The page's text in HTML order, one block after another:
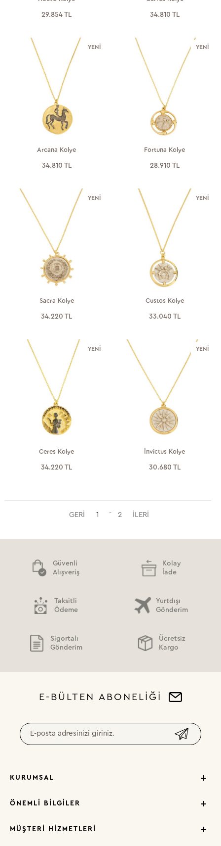
29.854 TL 34.810 TL
YENI
Arcana Kolye
34.810 TL
YENI
Fortuna Kolye
28.910 TL
YENI
Sacra Kolye
34.220 TL
YENI
Custos Kolye
33.040 TL
YENI
Ceres Kolye
34.220 TL
YENI
İnvictus Kolye
30.680 TL
1 2
Güvenli
Alışveriş
Kolay
İade
Taksitli
Ödeme
Yurtdışı
Gönderim
Sigortalı
Gönderim
Ücretsiz
Kargo
E-BÜLTEN ABONELİĞİ
KURUMSAL
ÖNEMLI BILGILER
MÜŞTERI HIZMETLERI